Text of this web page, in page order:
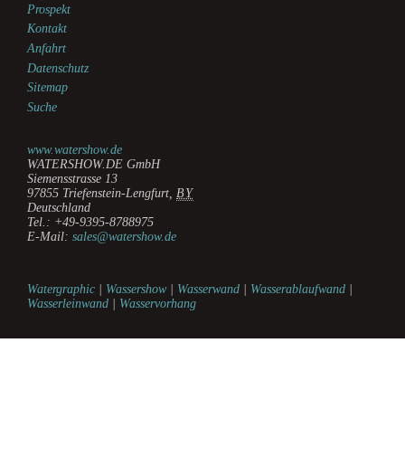
Prospekt
Kontakt
Anfahrt
Datenschutz
Sitemap
Suche
www.watershow.de
WATERSHOW.DE GmbH
Siemensstrasse 13
97855 Triefenstein-Lengfurt BY
Deutschland
Tel.: +49-9395-8788975
E-Mail: sales@watershow.de
Watergraphic | Wassershow| Wasserwand | Wasserablaufwand |
Wasserleinwand | Wasservorhang